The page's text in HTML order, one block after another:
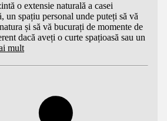
o extensie naturală a casei
un spațiu personal unde puteți să vă
și să vă bucurați de momente de
dacă aveți o curte spațioasă sau un
mult